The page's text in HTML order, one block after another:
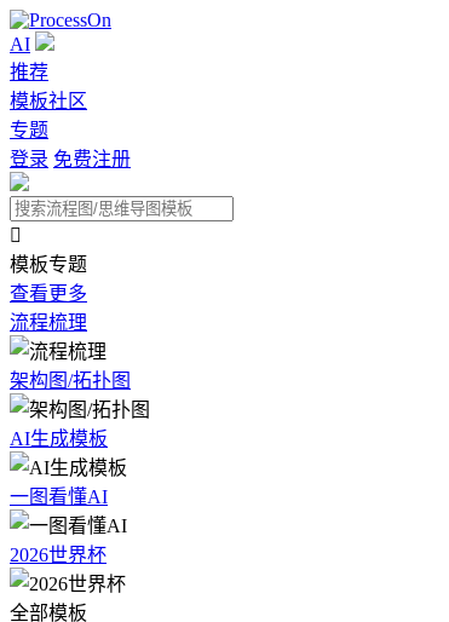
AI
推荐
模板社区
专题
登录 免费注册

模板专题
查看更多
流程梳理
架构图/拓扑图
AI生成模板
一图看懂AI
2026世界杯
全部模板